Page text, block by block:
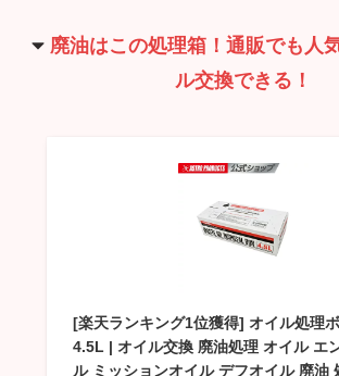
廃油はこの処理箱！通販でも人
ル交換できる！
[楽天ランキング1位獲得] オイル処理
4.5L | オイル交換 廃油処理 オイル エ
ル ミッションオイル デフオイル 廃油